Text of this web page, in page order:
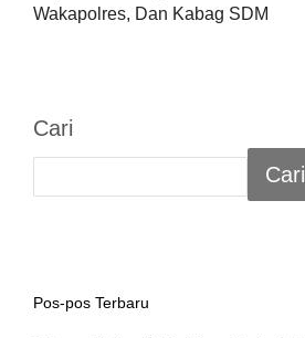
Wakapolres, Dan Kabag SDM
Cari
Cari
Pos-pos Terbaru